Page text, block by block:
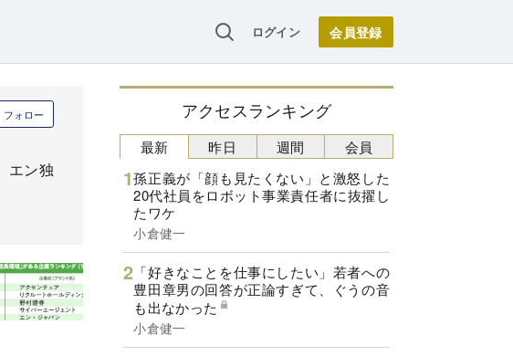
ログイン
フォロー
エン独
アクセスランキング
最新
孫正義が「顔も見たくない」と激怒した
20代社員をロボット事業責任者に抜擢し
たワケ
小倉健一
「好きなことを仕事にしたい」若者への
豊田章男の回答が正論すぎて、ぐうの音
も出なかった
小倉健一
昨日 週間 会員